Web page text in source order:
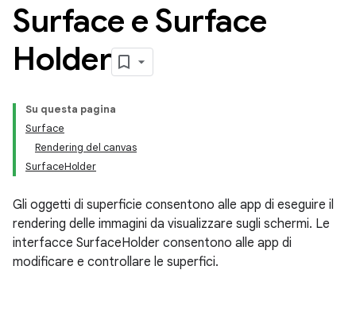
Surface e Surface
Holder
Su questa pagina
Surface
Rendering del canvas
SurfaceHolder
Gli oggetti di superficie consentono alle app di eseguire il
rendering delle immagini da visualizzare sugli schermi. Le
interfacce SurfaceHolder consentono alle app di
modificare e controllare le superfici.